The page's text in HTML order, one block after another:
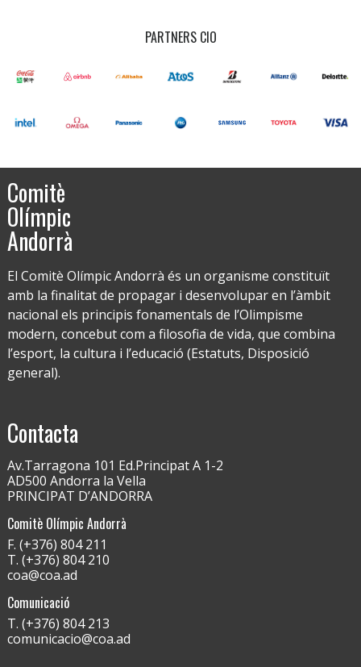
PARTNERS CIO
Comitè
Olímpic
Andorrà
El Comitè Olímpic Andorrà és un organisme constituït
amb la finalitat de propagar i desenvolupar en l’àmbit
nacional els principis fonamentals de l’Olimpisme
modern, concebut com a filosofia de vida, que combina
l’esport, la cultura i l’educació (Estatuts, Disposició
general).
Contacta
Av.Tarragona 101 Ed.Principat A 1-2
AD500 Andorra la Vella
PRINCIPAT D’ANDORRA
Comitè Olímpic Andorrà
F. (+376) 804 211
T. (+376) 804 210
coa@coa.ad
Comunicació
T. (+376) 804 213
comunicacio@coa.ad